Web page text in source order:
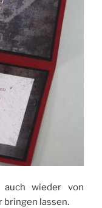
auch wieder von
bringen lassen.